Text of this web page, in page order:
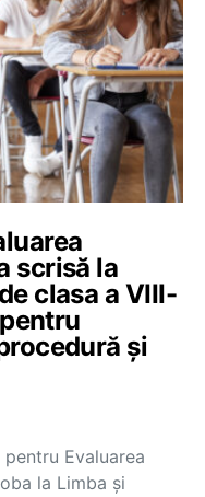
scrisă la
clasa a VIII-
și
Evaluarea
la Limba și